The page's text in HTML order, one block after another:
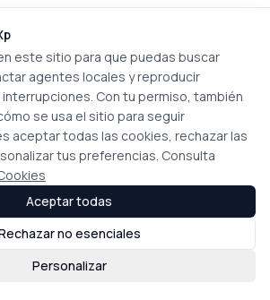
este sitio para que puedas buscar
agentes locales y reproducir
Con tu permiso, también
se usa el sitio para seguir
aceptar todas las cookies, rechazar las
tus preferencias. Consulta
Personalizar
no esenciales
Aceptar todas